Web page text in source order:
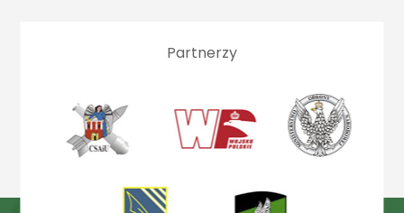
Partnerzy